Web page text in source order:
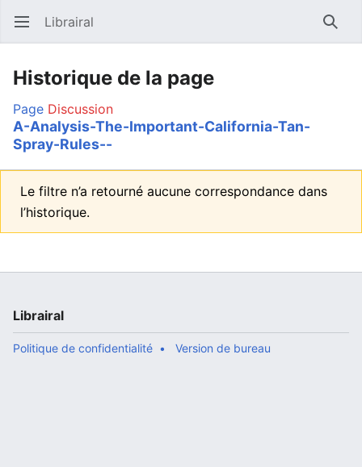
Ouvrir le menu principal Librairal
Historique de la page
Page Discussion
A-Analysis-The-Important-California-Tan-
Spray-Rules--
Le filtre n’a retourné aucune correspondance dans
l’historique.
Librairal
Politique de confidentialité Version de bureau